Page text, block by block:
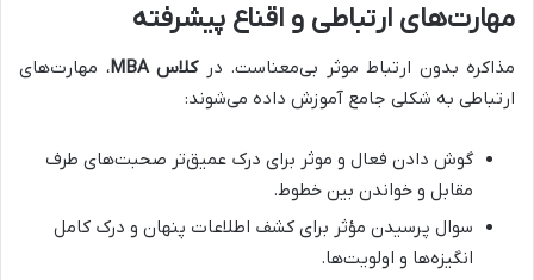
مهارت‌های ارتباطی و اقناع پیشرفته
مذاکره بدون ارتباط موثر بی‌معناست. درکلاس MBA
، مهارت‌های
ارتباطی به شکلی جامع آموزش داده می‌شوند:
گوش دادن فعال و موثر برای درک عمیق‌تر صحبت‌های طرف
مقابل و خواندن بین خطوط.
سوال پرسیدن مؤثر برای کشف اطلاعات پنهان و درک کامل
انگیزه‌ها و اولویت‌ها.